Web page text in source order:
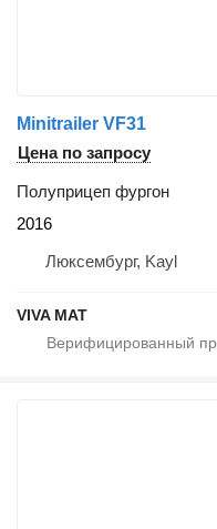
Minitrailer VF31
Цена по запросу
Полуприцеп фургон
2016
Люксембург, Kayl
VIVA MAT